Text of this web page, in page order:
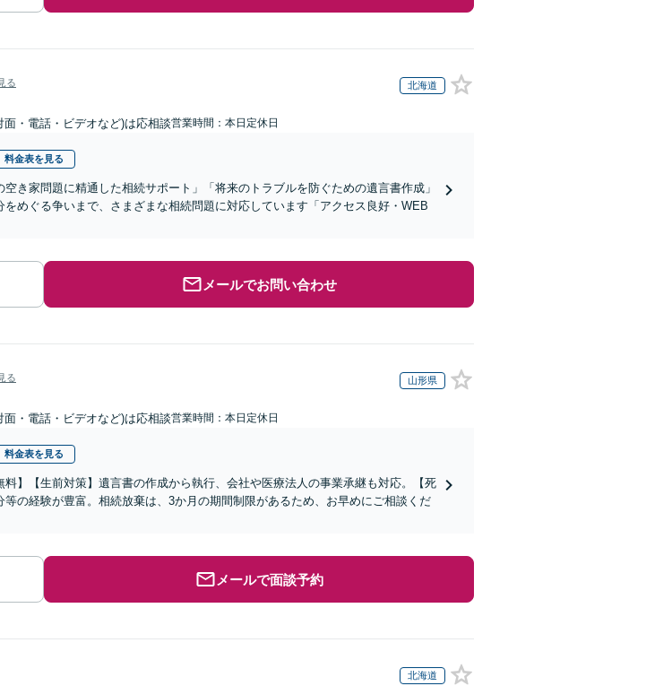
る 北海道
面・電話・ビデオなど)は応相談営業時間：本日定休日
料金表を見る
空き家問題に精通した相続サポート」「将来のトラブルを防ぐための遺言書作成」
めぐる争いまで、さまざまな相続問題に対応しています「アクセス良好・WEB
メールでお問い合わせ
る 山形県
面・電話・ビデオなど)は応相談営業時間：本日定休日
料金表を見る
料】【生前対策】遺言書の作成から執行、会社や医療法人の事業承継も対応。【死
の経験が豊富。相続放棄は、3か月の期間制限があるため、お早めにご相談くだ
メールで面談予約
北海道